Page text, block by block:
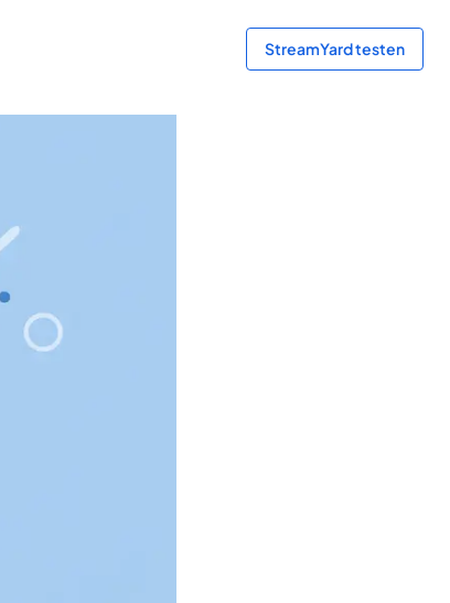
StreamYard testen